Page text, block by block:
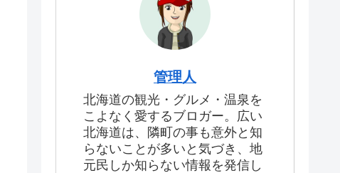
管理人
北海道の観光・グルメ・温泉を
こよなく愛するブロガー。広い
北海道は、隣町の事も意外と知
らないことが多いと気づき、地
元民しか知らない情報を発信し